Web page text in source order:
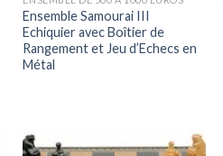
Ensemble Samourai III
Echiquier avec Boîtier de
Rangement et Jeu d’Echecs en
Métal